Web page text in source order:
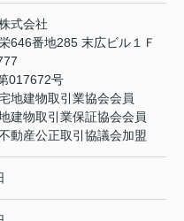
式会社
646番地285 末広ビル１Ｆ
017672号
宅地建物取引業協会会員
地建物取引業保証協会会員
動産公正取引協議会加盟